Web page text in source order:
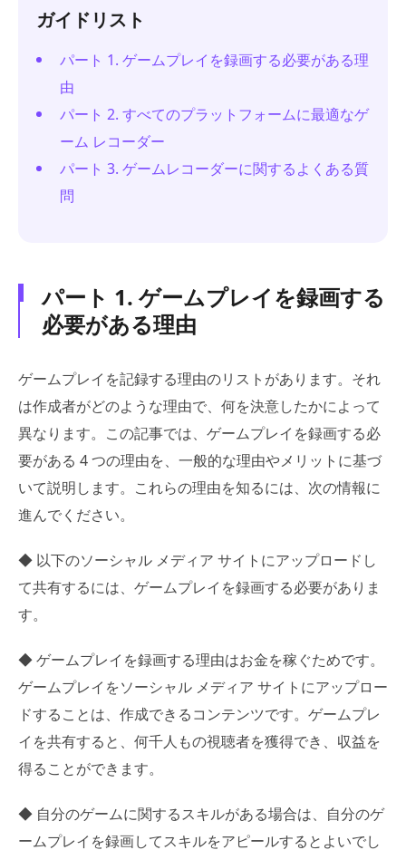
ガイドリスト
パート 1. ゲームプレイを録画する必要がある理
由
パート 2. すべてのプラットフォームに最適なゲ
ーム レコーダー
パート 3. ゲームレコーダーに関するよくある質
問
パート 1. ゲームプレイを録画する
必要がある理由
ゲームプレイを記録する理由のリストがあります。それ
は作成者がどのような理由で、何を決意したかによって
異なります。この記事では、ゲームプレイを録画する必
要がある 4 つの理由を、一般的な理由やメリットに基づ
いて説明します。これらの理由を知るには、次の情報に
進んでください。
◆ 以下のソーシャル メディア サイトにアップロードし
て共有するには、ゲームプレイを録画する必要がありま
す。
◆ ゲームプレイを録画する理由はお金を稼ぐためです。
ゲームプレイをソーシャル メディア サイトにアップロー
ドすることは、作成できるコンテンツです。ゲームプレ
イを共有すると、何千人もの視聴者を獲得でき、収益を
得ることができます。
◆ 自分のゲームに関するスキルがある場合は、自分のゲ
ームプレイを録画してスキルをアピールするとよいでし